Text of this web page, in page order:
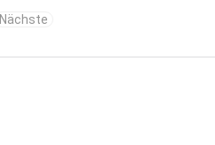
Nächste